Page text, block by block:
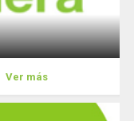
Ver más